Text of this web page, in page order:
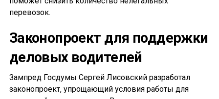
перевозок.
Законопроект для поддержки
деловых водителей
Зампред Госдумы Сергей Лисовский разработал
законопроект, упрощающий условия работы для